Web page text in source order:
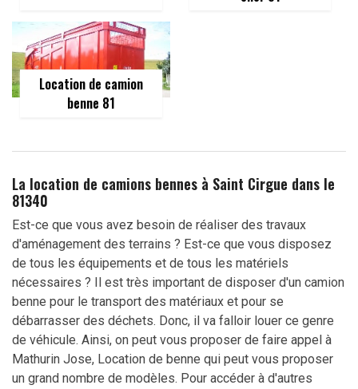
Location de camion
benne 81
La location de camions bennes à Saint Cirgue dans le
81340
Est-ce que vous avez besoin de réaliser des travaux
d'aménagement des terrains ? Est-ce que vous disposez
de tous les équipements et de tous les matériels
nécessaires ? Il est très important de disposer d'un camion
benne pour le transport des matériaux et pour se
débarrasser des déchets. Donc, il va falloir louer ce genre
de véhicule. Ainsi, on peut vous proposer de faire appel à
Mathurin Jose, Location de benne qui peut vous proposer
un grand nombre de modèles. Pour accéder à d'autres